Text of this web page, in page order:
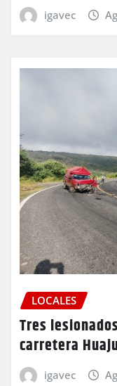
igavec
LOCALES
Tres
carretera
igavec